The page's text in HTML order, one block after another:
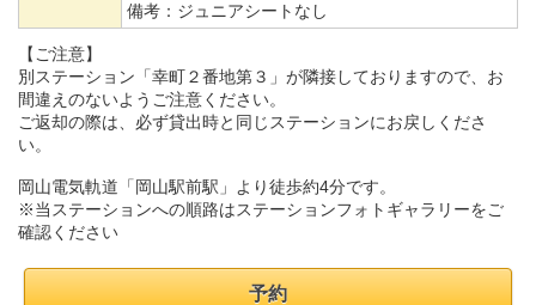
備考： ジュニアシートなし
【ご注意】
別ステーション「幸町２番地第３」が隣接しておりますので、お
間違えのないようご注意ください。
ご返却の際は、必ず貸出時と同じステーションにお戻しくださ
い。
岡山電気軌道「岡山駅前駅」より徒歩約4分です。
※当ステーションへの順路はステーションフォトギャラリーをご
確認ください
予約